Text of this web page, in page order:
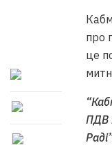
про
це
ПДВ